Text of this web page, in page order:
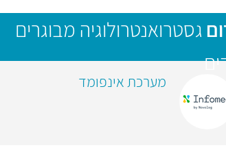
גסטרואנטרולוגיה מבוגרים
מערכת אינפומד